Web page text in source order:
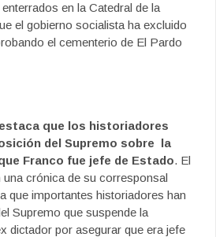
en la Catedral de la
el gobierno socialista ha excluido
el cementerio de El Pardo
que los historiadores
del Supremo sobre la
Franco fue jefe de Estado. El
una crónica de su corresponsal
que importantes historiadores han
Supremo que suspende la
dictador por asegurar que era jefe